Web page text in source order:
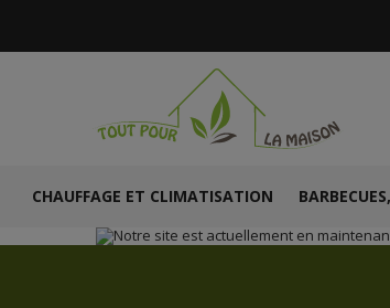
CHAUFFAGE ET CLIMATISATION